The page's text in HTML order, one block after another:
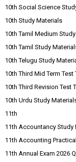
10th Social Science
10th Study Materials
10th Tamil Medium
10th Tamil Study
10th Telugu Study
10th Third Mid Term Test
10th Third Revision Test
10th Urdu Study
11th
11th Accountancy Study
11th Accounting
11th Annual Exam 2026